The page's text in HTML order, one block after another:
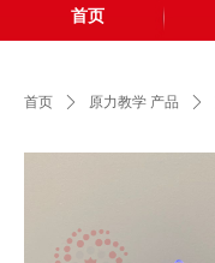
首页
首页 ꄲ 原力教学 产品 ꄲ